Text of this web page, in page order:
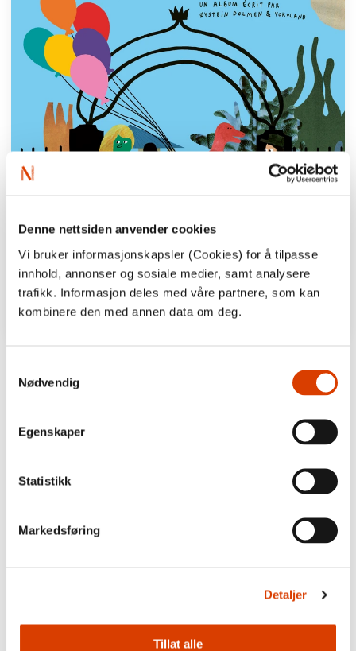
Denne nettsiden anvender cookies
Vi bruker informasjonskapsler (Cookies) for å tilpasse
innhold, annonser og sosiale medier, samt analysere
trafikk. Informasjon deles med våre partnere, som kan
kombinere den med annen data om deg.
Nødvendig
Egenskaper
Statistikk
Markedsføring
Detaljer
Tillat alle